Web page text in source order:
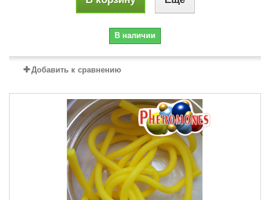
В наличии
Добавить к сравнению